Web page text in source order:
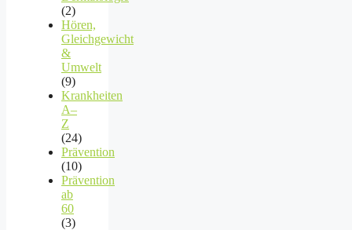
(2)
Hören,
Gleichgewicht
&
Umwelt
(9)
Krankheiten
A–
Z
(24)
Prävention
(10)
Prävention
ab
60
(3)